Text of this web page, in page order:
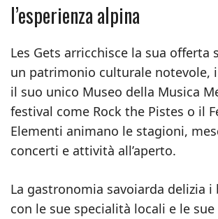
l’esperienza alpina
Les Gets arricchisce la sua offerta
un patrimonio culturale notevole,
il suo unico Museo della Musica
festival come Rock the Pistes o il
Elementi animano le stagioni,
concerti e attività all’aperto.
La gastronomia savoiarda delizia
con le sue specialità locali e le